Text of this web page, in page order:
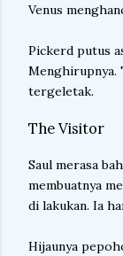
Venus
Pickerd putus
Menghirupnya.
tergeletak.
The Visitor
Saul merasa
membuatnya
di lakukan. Ia
Hijaunya